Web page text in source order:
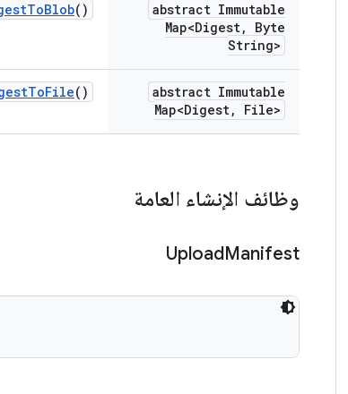
abstract Immutable
Map<Digest,
Byte
String>
ToBlob()
abstract Immutable
Map<Digest, File>
ToFile()
وظائف الإنشاء العامة
UploadManifest